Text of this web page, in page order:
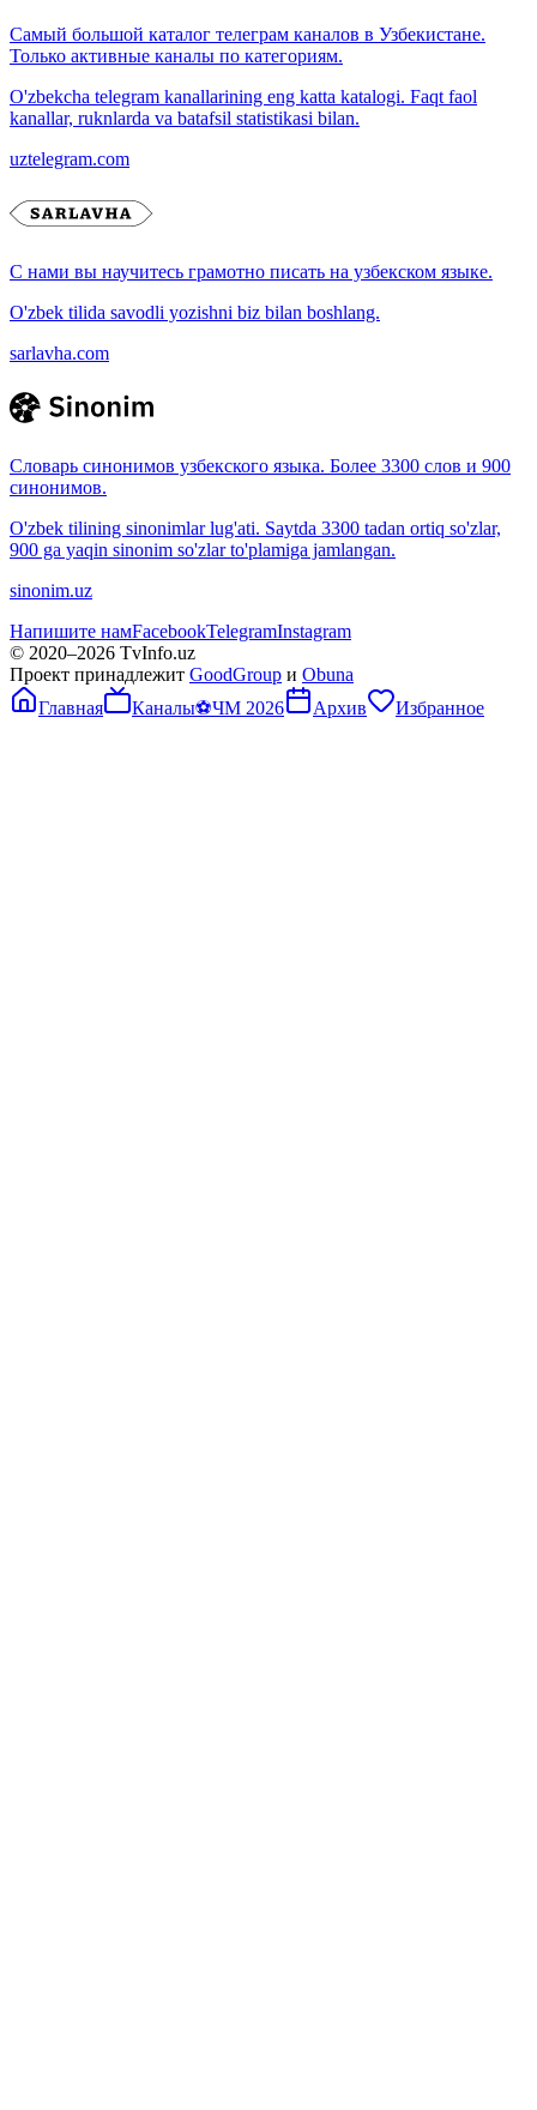
Самый большой каталог телеграм каналов в Узбекистане.
Только активные каналы по категориям.
O'zbekcha telegram kanallarining eng katta katalogi. Faqt faol
kanallar, ruknlarda va batafsil statistikasi bilan.
uztelegram.com
С нами вы научитесь грамотно писать на узбекском языке.
O'zbek tilida savodli yozishni biz bilan boshlang.
sarlavha.com
Словарь синонимов узбекского языка. Более 3300 слов и 900
синонимов.
O'zbek tilining sinonimlar lug'ati. Saytda 3300 tadan ortiq so'zlar,
900 ga yaqin sinonim so'zlar to'plamiga jamlangan.
sinonim.uz
Напишите намFacebookTelegramInstagram
© 2020–2026 TvInfo.uz
Проект принадлежит GoodGroup и Obuna
Главная
Каналы⚽ЧМ 2026 Архив Избранное